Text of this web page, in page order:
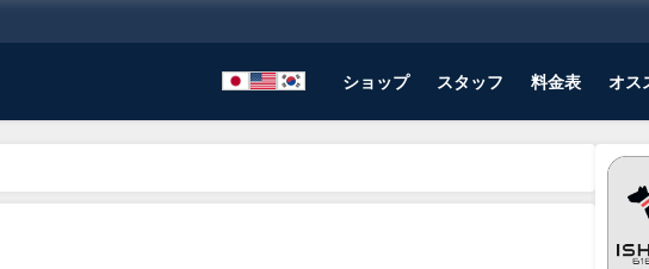
ショップ スタッフ 料金表 オス